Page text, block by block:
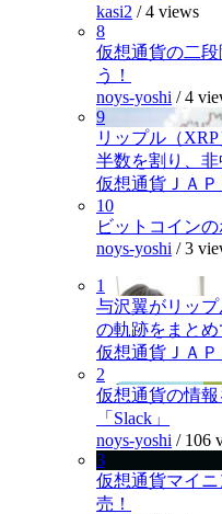
kasi2 /4 views
8
仮想通貨の二
う！
noys-yoshi /4
9
リップル（
半数を割り、非
仮想通貨ＪＡ
10
ビットコイン
noys-yoshi /3
1
与沢翼がリッ
の軌跡をまとめ
仮想通貨ＪＡ
2
仮想通貨の情
「Slack」
noys-yoshi / 106
3
仮想通貨マイ
売！